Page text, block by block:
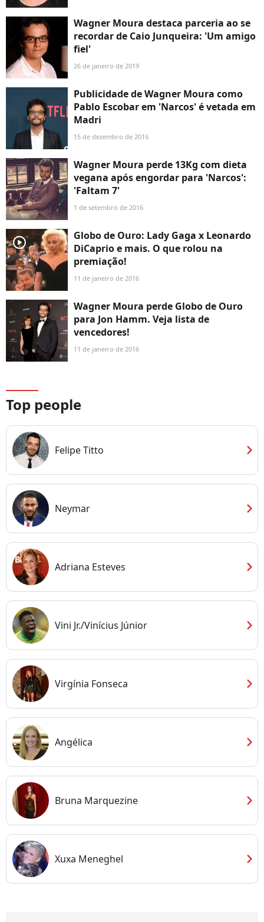
Wagner Moura destaca parceria ao se
recordar de Caio Junqueira: 'Um amigo
fiel'
26 de janeiro de 2019
Publicidade de Wagner Moura como
Pablo Escobar em 'Narcos' é vetada em
Madri
15 de dezembro de 2016
Wagner Moura perde 13Kg com dieta
vegana após engordar para 'Narcos':
'Faltam 7'
1 de setembro de 2016
player2
Globo de Ouro: Lady Gaga x Leonardo
DiCaprio e mais. O que rolou na
premiação!
11 de janeiro de 2016
Wagner Moura perde Globo de Ouro
para Jon Hamm. Veja lista de
vencedores!
11 de janeiro de 2016
Top people
Felipe Titto chevron_right
Neymar chevron_right
Adriana Esteves chevron_right
Vini Jr./Vinícius Júnior chevron_right
Virgínia Fonseca chevron_right
Angélica chevron_right
Bruna Marquezine chevron_right
Xuxa Meneghel chevron_right